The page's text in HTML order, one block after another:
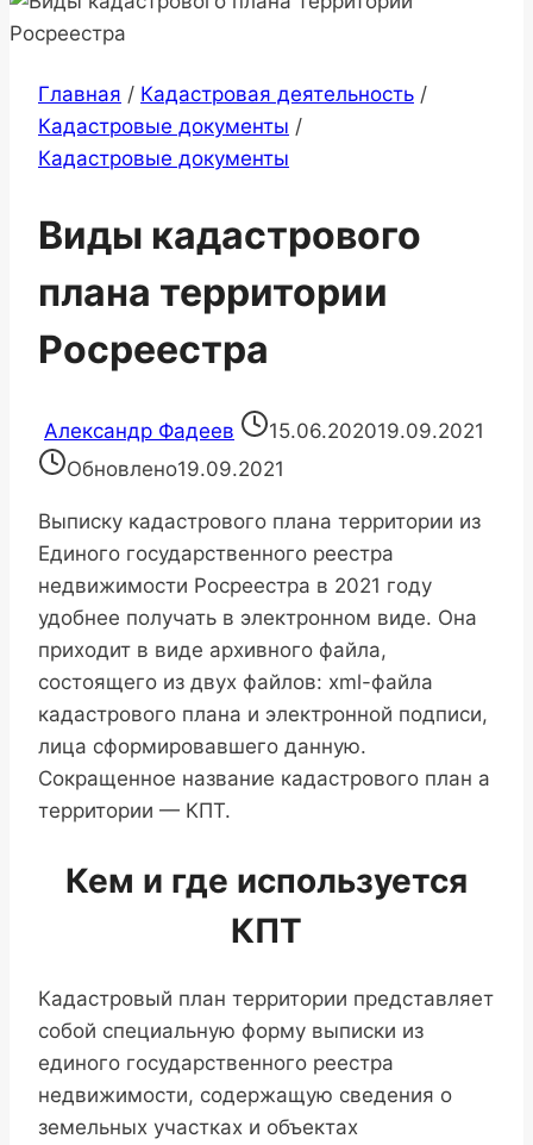
Главная / Кадастровая деятельность /
Кадастровые документы /
Кадастровые документы
Виды кадастрового
плана территории
Росреестра
Александр Фадеев 15.06.202019.09.2021
Обновлено19.09.2021
Выписку кадастрового плана территории из
Единого государственного реестра
недвижимости Росреестра в 2021 году
удобнее получать в электронном виде. Она
приходит в виде архивного файла,
состоящего из двух файлов: xml-файла
кадастрового плана и электронной подписи,
лица сформировавшего данную.
Сокращенное название кадастрового план а
территории — КПТ.
Кем и где используется
КПТ
Кадастровый план территории представляет
собой специальную форму выписки из
единого государственного реестра
недвижимости, содержащую сведения о
земельных участках и объектах